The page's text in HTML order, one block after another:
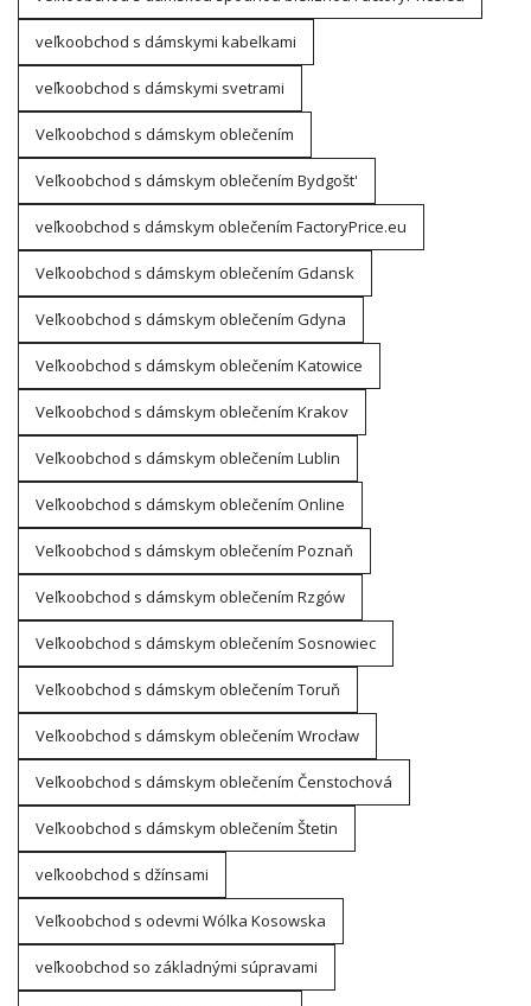
veľkoobchod s dámskymi kabelkami
veľkoobchod s dámskymi svetrami
Veľkoobchod s dámskym oblečením
Veľkoobchod s dámskym oblečením Bydgošt'
veľkoobchod s dámskym oblečením FactoryPrice.eu
Veľkoobchod s dámskym oblečením Gdansk
Veľkoobchod s dámskym oblečením Gdyna
Veľkoobchod s dámskym oblečením Katowice
Veľkoobchod s dámskym oblečením Krakov
Veľkoobchod s dámskym oblečením Lublin
Veľkoobchod s dámskym oblečením Online
Veľkoobchod s dámskym oblečením Poznaň
Veľkoobchod s dámskym oblečením Rzgów
Veľkoobchod s dámskym oblečením Sosnowiec
Veľkoobchod s dámskym oblečením Toruň
Veľkoobchod s dámskym oblečením Wrocław
Veľkoobchod s dámskym oblečením Čenstochová
Veľkoobchod s dámskym oblečením Štetin
veľkoobchod s džínsami
Veľkoobchod s odevmi Wólka Kosowska
veľkoobchod so základnými súpravami